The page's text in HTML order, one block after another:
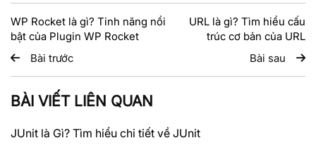
WP Rocket là gì? Tinh năng nổi
bật của Plugin WP Rocket
Bài trước
URL là gì? Tìm hiểu cấu
trúc cơ bản của URL
Bài sau
BÀI VIẾT LIÊN QUAN
JUnit là Gì? Tìm hiểu chi tiết về JUnit